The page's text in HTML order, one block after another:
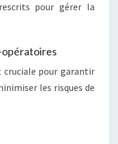
pour gérer la
cruciale pour garantir
les risques de